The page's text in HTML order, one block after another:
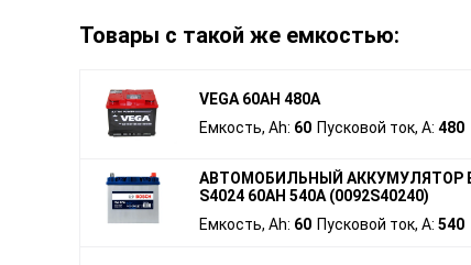
Товары с такой же емкостью:
VEGA 60AH 480A
Емкость, Ah: 60 Пусковой ток, A: 480
АВТОМОБИЛЬНЫЙ АККУМУЛЯТОР
S4024 60AH 540A (0092S40240)
Емкость, Ah: 60 Пусковой ток, A: 540